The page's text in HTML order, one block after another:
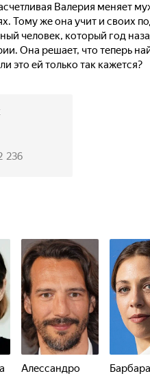
Валерия меняет
Тому же она учит и своих
человек, который год
Она решает, что теперь
это ей только так кажется?
236
Алессандро
Барбара